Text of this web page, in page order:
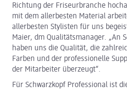
Richtung der Friseurbranche
mit dem allerbesten Material
allerbesten Stylisten für uns
Maier, dm Qualitätsmanager. „An
haben uns die Qualität, die
Farben und der professionelle
der Mitarbeiter überzeugt“.
Für Schwarzkopf Professional ist